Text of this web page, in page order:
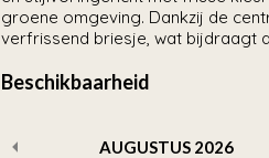
groene omgeving. Dankzij de
verfrissend briesje, wat bijdraagt
Beschikbaarheid
AUGUSTUS 2026